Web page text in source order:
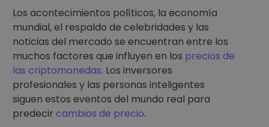
Los acontecimientos políticos, la economía
mundial, el respaldo de celebridades y las
noticias del mercado se encuentran entre los
muchos factores que influyen en los precios de
las criptomonedas. Los inversores
profesionales y las personas inteligentes
siguen estos eventos del mundo real para
predecir cambios de precio.